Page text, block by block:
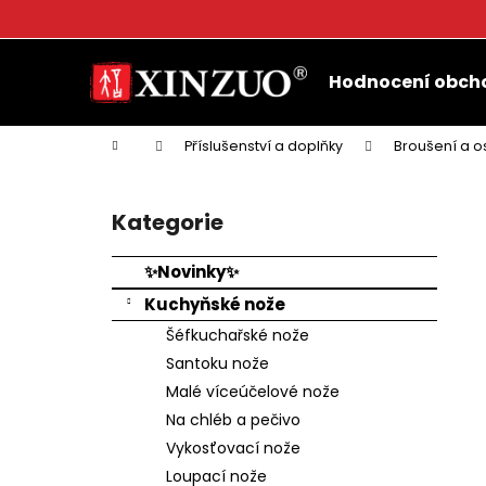
Hodnocení
Domů Příslušenství a doplňky Broušení a
Přeskočit
kategorie
Kategorie
✨Novinky✨
Kuchyňské nože
Šéfkuchařské nože
Santoku nože
Malé víceúčelové nože
Na chléb a pečivo
Vykosťovací nože
Loupací nože
o
k